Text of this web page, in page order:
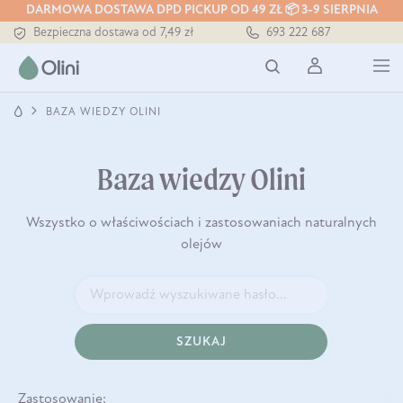
DARMOWA DOSTAWA DPD PICKUP OD 49 ZŁ 📦 3-9 SIERPNIA
Bezpieczna dostawa od 7,49 zł
Darmowa dostawa od 199 zł
Tłoczony zawsze na zimno
693 222 687
BAZA WIEDZY OLINI
Baza wiedzy Olini
Wszystko o właściwościach i zastosowaniach naturalnych
olejów
SZUKAJ
Zastosowanie: